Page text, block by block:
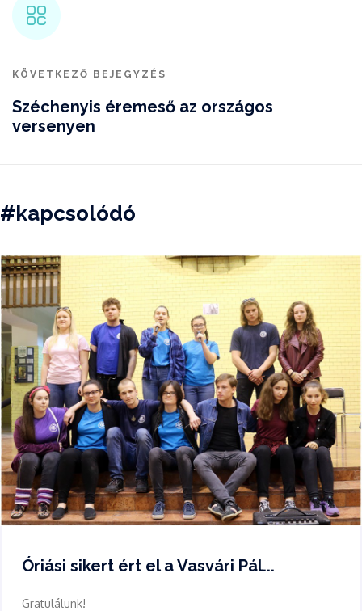
KÖVETKEZŐ BEJEGYZÉS
Széchenyis éremeső az országos
versenyen
#kapcsolódó
Óriási sikert ért el a Vasvári Pál...
Gratulálunk!